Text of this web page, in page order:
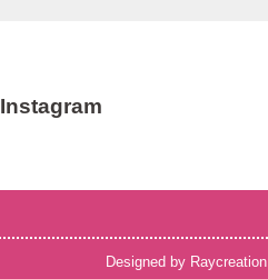
Instagram
Designed by Raycreation